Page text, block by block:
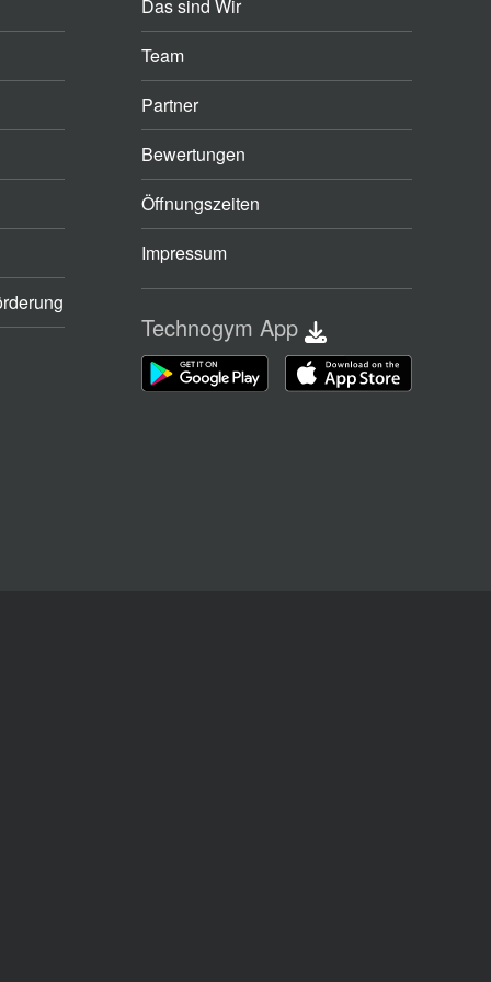
Das sind Wir
Team
Partner
Bewertungen
Öffnungszeiten
Impressum
Technogym App